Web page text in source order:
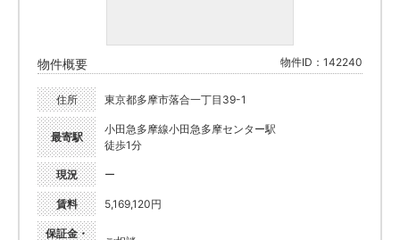
物件概要 物件ID：142240
住所 東京都多摩市落合一丁目39-1
最寄駅
小田急多摩線小田急多摩センター駅
徒歩1分
現況 ー
賃料 5,169,120円
保証金・